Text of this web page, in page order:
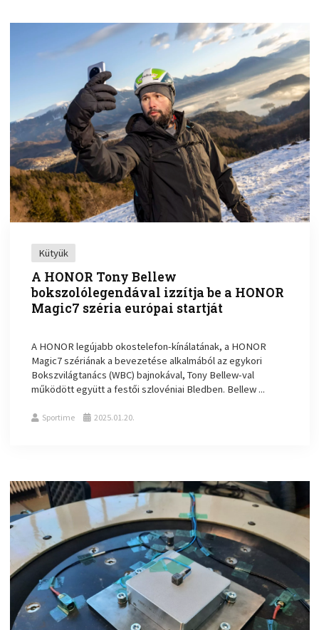
Kütyük
A HONOR Tony Bellew
bokszolólegendával izzítja be a HONOR
Magic7 széria európai startját
A HONOR legújabb okostelefon-kínálatának, a HONOR
Magic7 szériának a bevezetése alkalmából az egykori
Bokszvilágtanács (WBC) bajnokával, Tony Bellew-val
működött együtt a festői szlovéniai Bledben. Bellew ...
Sportime 2025.01.20.